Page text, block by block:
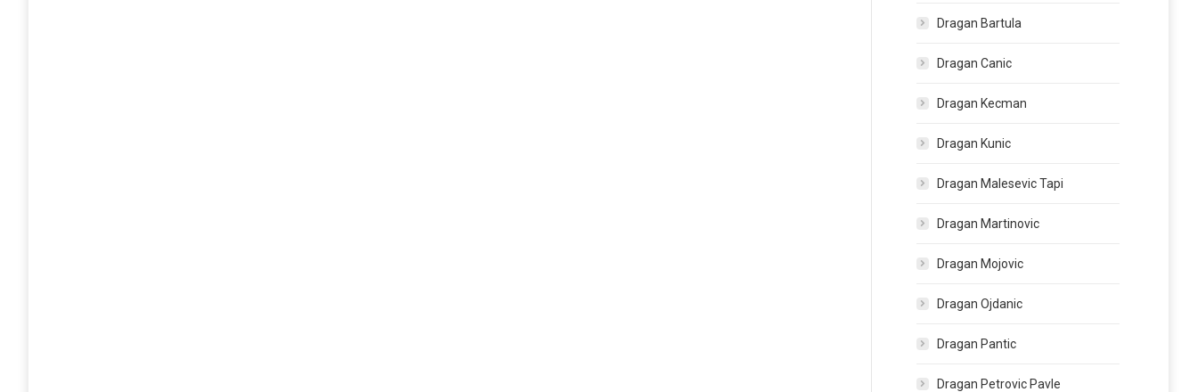
Dragan Bartula
Dragan Canic
Dragan Kecman
Dragan Kunic
Dragan Malesevic Tapi
Dragan Martinovic
Dragan Mojovic
Dragan Ojdanic
Dragan Pantic
Dragan Petrovic Pavle